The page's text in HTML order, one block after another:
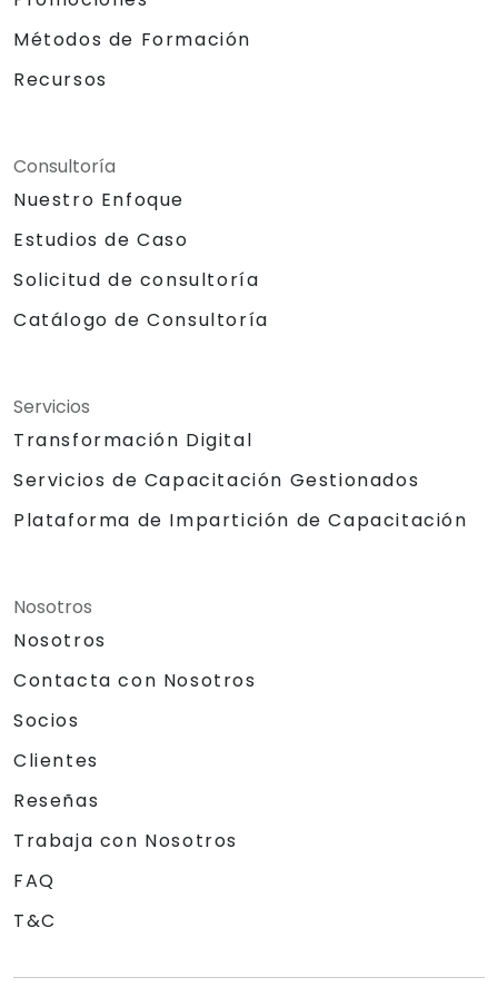
Métodos de Formación
Recursos
Consultoría
Nuestro Enfoque
Estudios de Caso
Solicitud de consultoría
Catálogo de Consultoría
Servicios
Transformación Digital
Servicios de Capacitación Gestionados
Plataforma de Impartición de Capacitación
Nosotros
Nosotros
Contacta con Nosotros
Socios
Clientes
Reseñas
Trabaja con Nosotros
FAQ
T&C